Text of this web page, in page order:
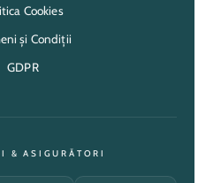
Cookies
și Condiții
GDPR
& ASIGURĂTORI